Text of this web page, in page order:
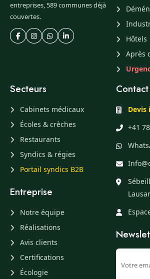
entreprises, 589 communes déjà
couvertes.
Hôtels
Après
Secteurs
Cabinets médicaux
Écoles & crèches
Restaurants
Syndics & régies
Portail syndics B2B
Entreprise
Notre équipe
Réalisations
Avis clients
Certifications
Écologie
Devis
+41